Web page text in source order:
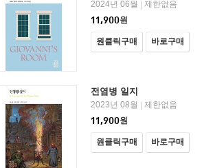
2024년 06월 | 제한없음
11,900원
원클릭구매 바로구매
전염병 일지
2023년 08월 | 제한없음
11,900원
원클릭구매 바로구매